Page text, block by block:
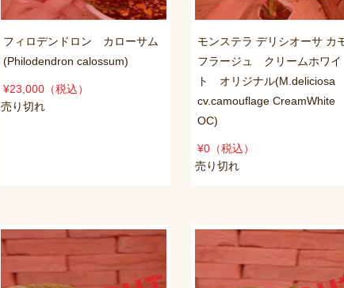
フィロデンドロン カローサム
(Philodendron calossum)
¥23,000 （税込）
売り切れ
モンステラ デリシオーサ カ
フラージュ クリームホワイ
ト オリジナル(M.deliciosa
cv.camouflage CreamWhite
OC)
¥0 （税込）
売り切れ